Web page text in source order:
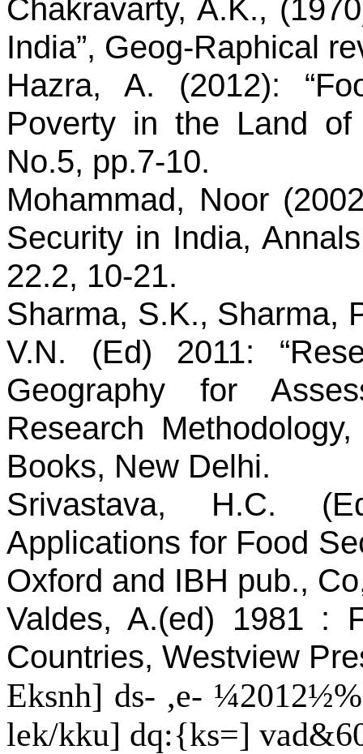
Chakravarty, A.K.,
India”, Geog-Raphical
Hazra, A. (2012):
Poverty in the Land of
No.5, pp.7-10.
Mohammad, Noor
Security in India,
22.2, 10-21.
Sharma, S.K., Sharma,
V.N. (Ed) 2011:
Geography for
Research
Books, New Delhi.
Srivastava, H.C.
Applications for Food
Oxford and IBH pub.,
Valdes, A.(ed) 1981 :
Countries, Westview
Eksnh] ds- ,e-
lek/kku] dq:{ks=]